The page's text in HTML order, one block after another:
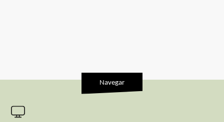
Navegar